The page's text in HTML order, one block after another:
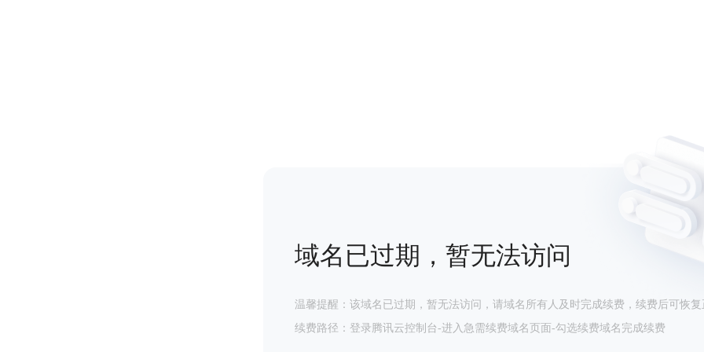
域名已过期，暂无法访问
温馨提醒：该域名已过期，暂无法访问，请域名所有人及时完成续费，续费后可恢复
续费路径：登录腾讯云控制台-进入急需续费域名页面-勾选续费域名完成续费